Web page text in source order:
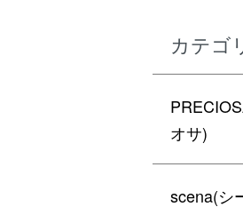
カテゴ
オサ)
scena(シ